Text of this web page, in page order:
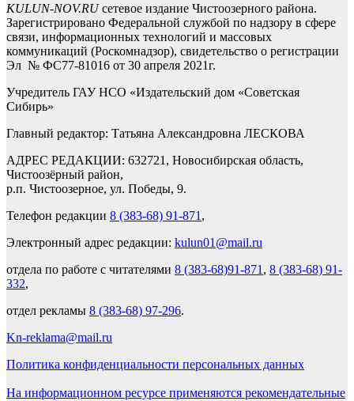
KULUN-NOV.RUсетевое издание Чистоозерного района.
Зарегистрировано Федеральной службой по надзору в сфере
связи, информационных технологий и массовых
коммуникаций (Роскомнадзор), свидетельство о регистрации
Эл № ФС77-81016 от 30 апреля 2021г.
Учредитель ГАУ НСО «Издательский дом «Советская
Сибирь»
Главный редактор: Татьяна Александровна ЛЕСКОВА
АДРЕС РЕДАКЦИИ: 632721, Новосибирская область,
Чистоозёрный район,
р.п. Чистоозерное, ул. Победы, 9.
Телефон редакции 8 (383-68) 91-871 ,
Электронный адрес редакции: kulun01@mail.ru
отдела по работе с читателями 8 (383-68)91-871 , 8 (383-68) 91-
332,
отдел рекламы 8 (383-68) 97-296.
Kn-reklama@mail.ru
Политика конфиденциальности персональных данных
На информационном ресурсе применяются рекомендательные